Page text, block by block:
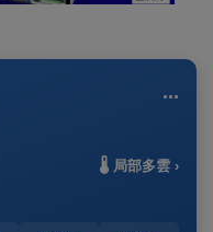
...
🌡️ 局部多雲 ›